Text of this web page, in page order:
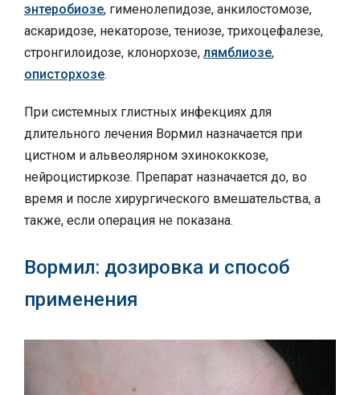
энтеробиозе, гименолепидозе, анкилостомозе,
аскаридозе, некаторозе, тениозе, трихоцефалезе,
стронгилоидозе, клонорхозе, лямблиозе,
описторхозе.
При системных глистных инфекциях для
длительного лечения Вормил назначается при
цистном и альвеолярном эхинококкозе,
нейроцистиркозе. Препарат назначается до, во
время и после хирургического вмешательства, а
также, если операция не показана.
Вормил: дозировка и способ
применения